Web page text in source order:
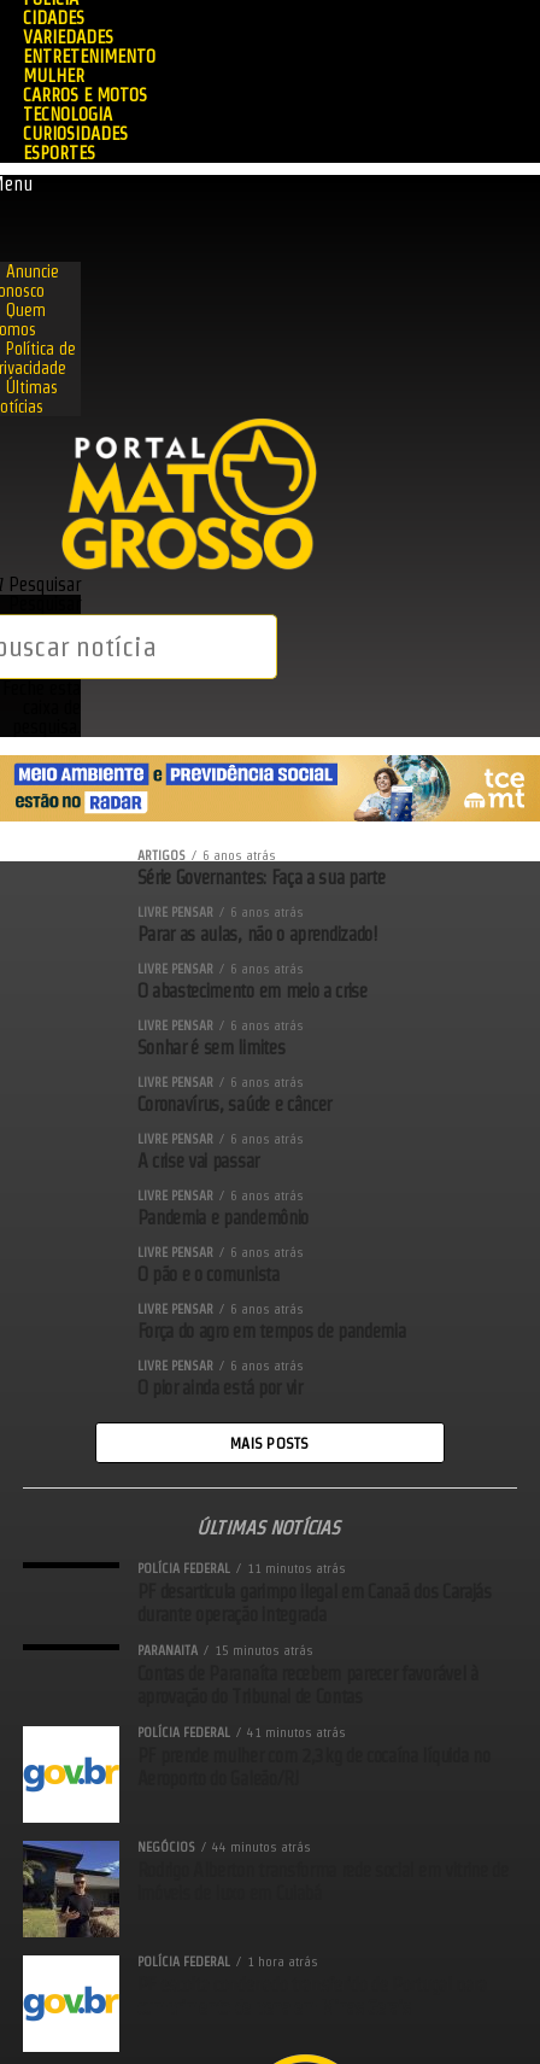
CIDADES
VARIEDADES
ENTRETENIMENTO
MULHER
CARROS E MOTOS
TECNOLOGIA
CURIOSIDADES
ESPORTES
Anuncie
Quem
Política de
Últimas
Pesquisar
ARTIGOS 6 anos atrás
Série Governantes: Faça a sua parte
LIVRE PENSAR 6 anos atrás
Parar as aulas, não o aprendizado!
LIVRE PENSAR 6 anos atrás
O abastecimento em meio a crise
LIVRE PENSAR 6 anos atrás
Sonhar é sem limites
LIVRE PENSAR 6 anos atrás
Coronavírus, saúde e câncer
LIVRE PENSAR 6 anos atrás
A crise vai passar
LIVRE PENSAR 6 anos atrás
Pandemia e pandemônio
LIVRE PENSAR 6 anos atrás
LIVRE PENSAR 6 anos atrás
LIVRE PENSAR 6 anos atrás
MAIS POSTS
ÚLTIMAS NOTÍCIAS
POLÍCIA FEDERAL 11 minutos atrás
PARANAITA 15 minutos atrás
POLÍCIA FEDERAL 41 minutos atrás
NEGÓCIOS 44 minutos atrás
POLÍCIA FEDERAL 1 hora atrás